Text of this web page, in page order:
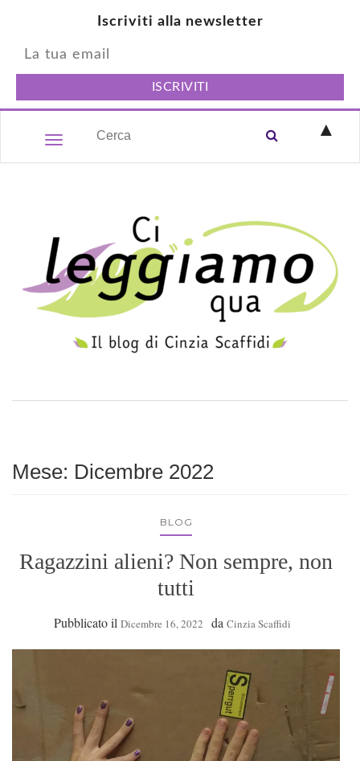
Toggle navigation
Mese: Dicembre 2022
BLOG
Ragazzini alieni? Non sempre, non
tutti
Pubblicato il Dicembre 16, 2022 da Cinzia Scaffidi
Iscriviti alla newsletter
▲